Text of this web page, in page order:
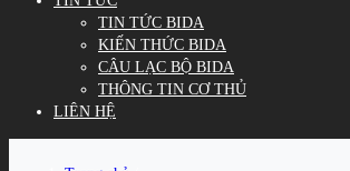
TIN TỨC BIDA
KIẾN THỨC BIDA
CÂU LẠC BỘ BIDA
THÔNG TIN CƠ THỦ
LIÊN HỆ